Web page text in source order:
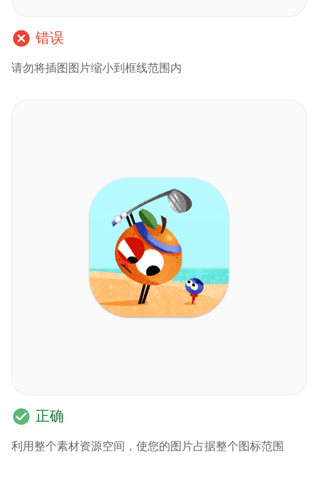
cancel 错误
请勿将插图图片缩小到框线范围内
check_circle 正确
利用整个素材资源空间，使您的图片占据整个图标范围